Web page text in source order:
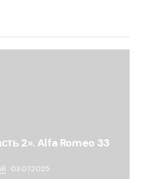
2». Alfa Romeo 33
03.07.2025